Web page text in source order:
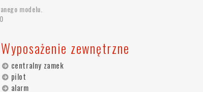
modelu.
Wyposażenie zewnętrzne
centralny zamek
pilot
alarm